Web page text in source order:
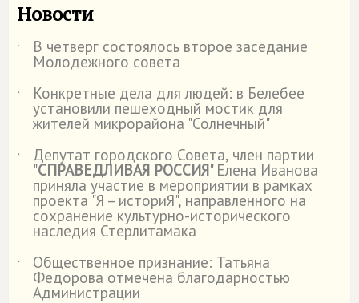
Новости
˙ В четверг состоялось второе заседание
Молодежного совета
˙
Конкретные дела для людей: в Белебее
установили пешеходный мостик для
жителей микрорайона "Солнечный"
˙
Депутат городского Совета, член партии
"СПРАВЕДЛИВАЯ РОССИЯ" Елена Иванова
приняла участие в мероприятии в рамках
проекта "Я – историЯ", направленного на
сохранение культурно-исторического
наследия Стерлитамака
˙
Общественное признание: Татьяна
Федорова отмечена благодарностью
Администрации